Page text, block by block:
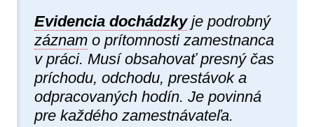
Evidencia dochádzkyje podrobný
záznam o prítomnosti zamestnanca
v práci. Musí obsahovať presný čas
príchodu, odchodu, prestávok a
odpracovaných hodín. Je povinná
pre každého zamestnávateľa.